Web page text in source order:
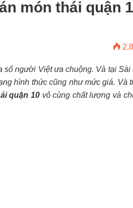
món thái quận
người Việt ưa chuộng. Và tại Sài
hình thức cũng như mức giá. Và
quận 10vô cùng chất lượng và